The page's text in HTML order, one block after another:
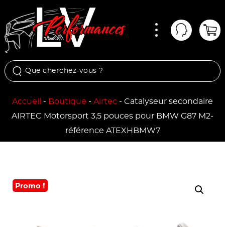
Mon
Accueil - Boutique - Airtec - Catalyseur secondaire
AIRTEC Motorsport 3,5 pouces pour BMW G87 M2-
référence ATEXHBMW7
Promo !